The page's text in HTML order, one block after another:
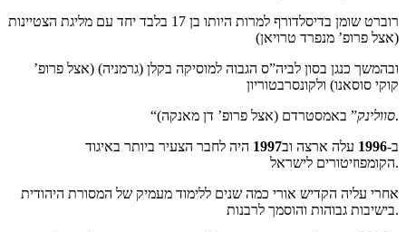
רוברט שומן בדיסלדורף למרות היותו בן 17 בלבד יחד עם מליגת הצטיינות
(אצל פרופ’ מנפרד טרויאן)
ובהמשך כנגן בסון לביה”ס הגבוה למוסיקה בקלן (גרמניה) (אצל פרופ’
קוקי סוסאנו) ולקונסרבטוריון
“
סוולינק” באמסטרדם (אצל פרופ’ דן מאנקה).
ב-1996 עלה ארצה וב1997 היה לחבר הצעיר ביותר באיגוד
הקומפוזיטורים לישראל.
אחרי עליה הקדיש אורי כמה שנים ללימוד מעמיק של המסורת היהודית
בישיבות גבוהות והוסמך לרבנות.